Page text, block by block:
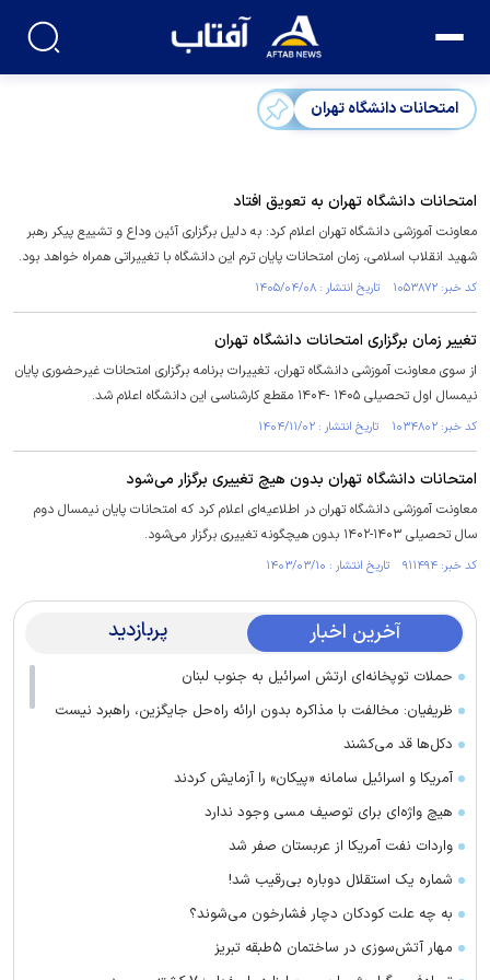
امتحانات دانشگاه تهران
امتحانات دانشگاه تهران به تعویق افتاد
معاونت آموزشی دانشگاه تهران اعلام کرد: به دلیل برگزاری آئین وداع و تشییع پیکر رهبر
شهید انقلاب اسلامی، زمان امتحانات پایان ترم این دانشگاه با تغییراتی همراه خواهد بود.
کد خبر: ۱۰۵۳۸۷۲ تاریخ انتشار : ۱۴۰۵/۰۴/۰۸
تغییر زمان برگزاری امتحانات دانشگاه تهران
از سوی معاونت آموزشی دانشگاه تهران، تغییرات برنامه برگزاری امتحانات غیرحضوری پایان
نیمسال اول تحصیلی ۱۴۰۵ -۱۴۰۴ مقطع کارشناسی این دانشگاه اعلام شد.
کد خبر: ۱۰۳۴۸۰۲ تاریخ انتشار : ۱۴۰۴/۱۱/۰۲
امتحانات دانشگاه تهران بدون هیچ تغییری برگزار می‌شود
معاونت آموزشی دانشگاه تهران در اطلاعیه‌ای اعلام کرد که امتحانات پایان نیمسال دوم
سال تحصیلی ۱۴۰۳-۱۴۰۲ بدون هیچگونه تغییری برگزار می‌شود.
کد خبر: ۹۱۱۴۹۴ تاریخ انتشار : ۱۴۰۳/۰۳/۱۰
آخرین اخبار پربازدید
حملات توپخانه‌ای ارتش اسرائیل به جنوب لبنان
ظریفیان: مخالفت با مذاکره بدون ارائه راه‌حل جایگزین، راهبرد نیست
دکل‌ها قد می‌کشند
آمریکا و اسرائیل سامانه «پیکان» را آزمایش کردند
هیچ واژه‌ای برای توصیف مسی وجود ندارد
واردات نفت آمریکا از عربستان صفر شد
شماره یک استقلال دوباره بی‌رقیب شد!
به چه علت کودکان دچار فشارخون می‌شوند؟
مهار آتش‌سوزی در ساختمان ۵‌طبقه تبریز